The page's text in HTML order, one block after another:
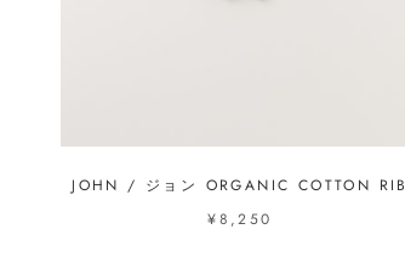
JOHN / ジョン ORGANIC COTTON RIB
¥8,250